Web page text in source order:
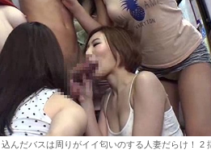
んだバスは周りがイイ匂いのする人妻だらけ！ 2